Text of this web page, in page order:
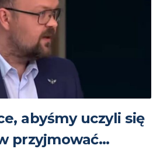
abyśmy uczyli się
przyjmować…